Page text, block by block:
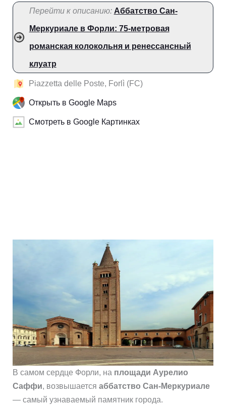
Перейти к описанию: Аббатство Сан-
Меркуриале в Форли: 75-метровая
романская колокольня и ренессансный
клуатр
Piazzetta delle Poste, Forlì (FC)
Открыть в Google Maps
Смотреть в Google Картинках
В самом сердце Форли, на площади Аурелио
Саффи, возвышается аббатство Сан-Меркуриале
— самый узнаваемый памятник города.